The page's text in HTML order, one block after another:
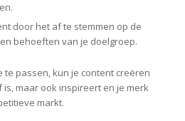
door het af te stemmen op de
behoeften van je doelgroep.
te passen, kun je content creëren
maar ook inspireert en je merk
markt.